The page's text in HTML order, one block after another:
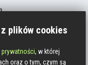
plików cookies
prywatności, w której
oraz o tym, czym są